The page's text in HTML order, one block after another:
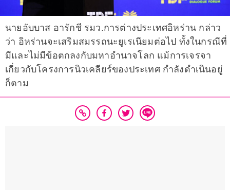
นายอับบาส อารักชี รมว.การต่างประเทศอิหร่าน กล่าว
ว่า อิหร่านจะเสริมสมรรถนะยูเรเนียมต่อไป ทั้งในกรณีที่
มีและไม่มีข้อตกลงกับมหาอำนาจโลก แม้การเจรจา
เกี่ยวกับโครงการนิวเคลียร์ของประเทศ กำลังดำเนินอยู่
ก็ตาม